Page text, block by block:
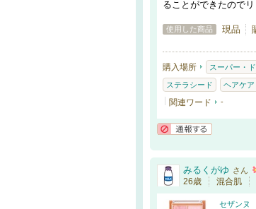
ることができたので
使用した商品 現品
購入場所 スーパー・
ステラシード ヘアケ
関連ワード -
みるくがゆ さん
26歳 混合肌
セザンヌ